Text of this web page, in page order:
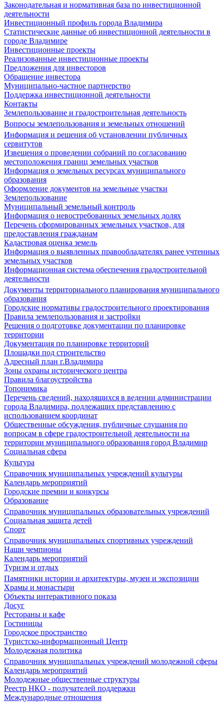
Законодательная и нормативная база по инвестиционной
деятельности
Инвестиционный профиль города Владимира
Статистические данные об инвестиционной деятельности в
городе Владимире
Инвестиционные проекты
Реализованные инвестиционные проекты
Предложения для инвесторов
Обращение инвестора
Муниципально-частное партнерство
Поддержка инвестиционной деятельности
Контакты
Землепользование и градостроительная деятельность
Вопросы землепользования и земельных отношений
Информация и решения об установлении публичных
сервитутов
Извещения о проведении собраний по согласованию
местоположения границ земельных участков
Информация о земельных ресурсах муниципального
образования
Оформление документов на земельные участки
Землепользование
Муниципальный земельный контроль
Информация о невостребованных земельных долях
Перечень сформированных земельных участков, для
предоставления гражданам
Кадастровая оценка земель
Информация о выявленных правообладателях ранее учтенных
земельных участков
Информационная система обеспечения градостроительной
деятельности
Документы территориального планирования муниципального
образования
Городские нормативы градостроительного проектирования
Правила землепользования и застройки
Решения о подготовке документации по планировке
территории
Документация по планировке территорий
Площадки под строительство
Адресный план г.Владимира
Зоны охраны исторического центра
Правила благоустройства
Топонимика
Перечень сведений, находящихся в ведении администрации
города Владимира, подлежащих представлению с
использованием координат
Общественные обсуждения, публичные слушания по
вопросам в сфере градостроительной деятельности на
территории муниципального образования город Владимир
Социальная сфера
Культура
Справочник муниципальных учреждений культуры
Календарь мероприятий
Городские премии и конкурсы
Образование
Справочник муниципальных образовательных учреждений
Социальная защита детей
Спорт
Справочник муниципальных спортивных учреждений
Наши чемпионы
Календарь мероприятий
Туризм и отдых
Памятники истории и архитектуры, музеи и экспозиции
Храмы и монастыри
Объекты интерактивного показа
Досуг
Рестораны и кафе
Гостиницы
Городское пространство
Туристско-информационный Центр
Молодежная политика
Справочник муниципальных учреждений молодежной сферы
Календарь мероприятий
Молодежные общественные структуры
Реестр НКО - получателей поддержки
Международные отношения